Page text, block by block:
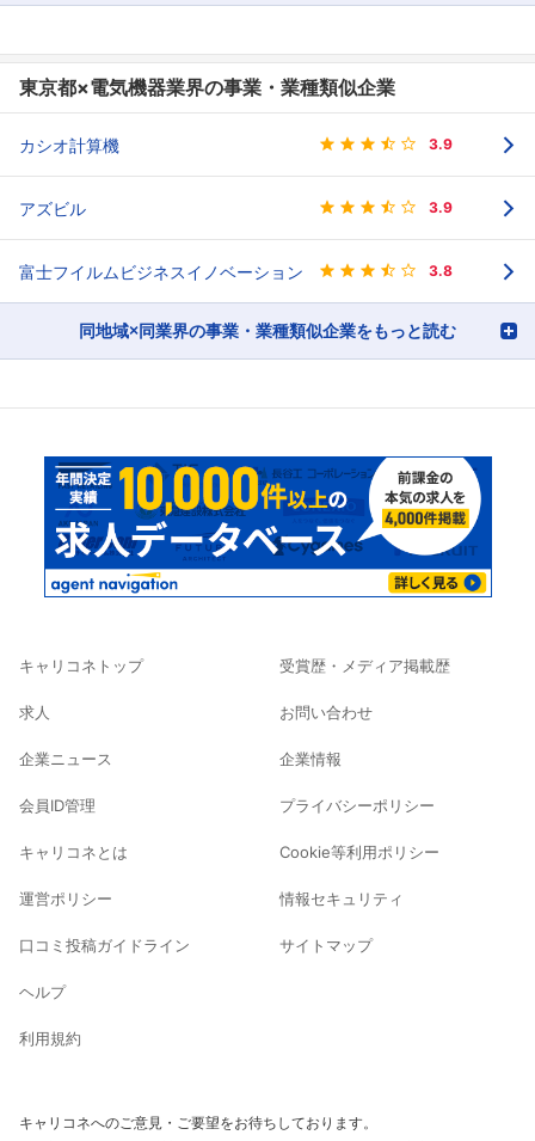
東京都×電気機器業界の事業・業種類似企業
カシオ計算機 3.9
アズビル 3.9
富士フイルムビジネスイノベーション 3.8
同地域×同業界の事業・業種類似企業をもっと読む
キャリコネトップ
求人
企業ニュース
会員ID管理
キャリコネとは
運営ポリシー
口コミ投稿ガイドライン
ヘルプ
利用規約
受賞歴・メディア掲載歴
お問い合わせ
企業情報
プライバシーポリシー
Cookie等利用ポリシー
情報セキュリティ
サイトマップ
キャリコネへのご意見・ご要望をお待ちしております。